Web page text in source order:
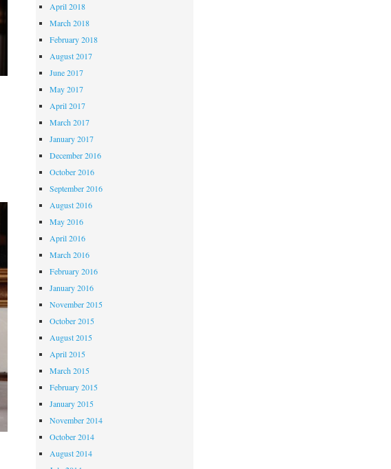
April 2018
March 2018
February 2018
August 2017
June 2017
May 2017
April 2017
March 2017
January 2017
December 2016
October 2016
September 2016
August 2016
May 2016
April 2016
March 2016
February 2016
January 2016
November 2015
October 2015
August 2015
April 2015
March 2015
February 2015
January 2015
November 2014
October 2014
August 2014